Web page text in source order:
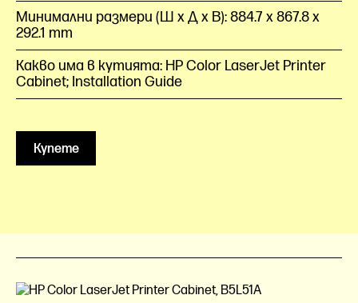
Минимални размери (Ш x Д x В): 884.7 x 867.8 x
292.1 mm
Какво има в кутията: HP Color LaserJet Printer
Cabinet; Installation Guide
Купете